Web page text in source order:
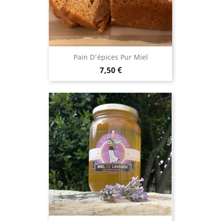
Pain D'épices Pur Miel
Prix
7,50 €